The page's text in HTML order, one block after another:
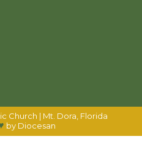
Church | Mt. Dora, Florida
by Diocesan